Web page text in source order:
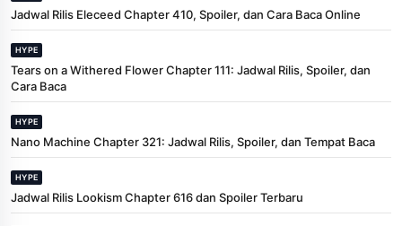
Jadwal Rilis Eleceed Chapter 410, Spoiler, dan Cara Baca Online
HYPE
Tears on a Withered Flower Chapter 111: Jadwal Rilis, Spoiler, dan
Cara Baca
HYPE
Nano Machine Chapter 321: Jadwal Rilis, Spoiler, dan Tempat Baca
HYPE
Jadwal Rilis Lookism Chapter 616 dan Spoiler Terbaru